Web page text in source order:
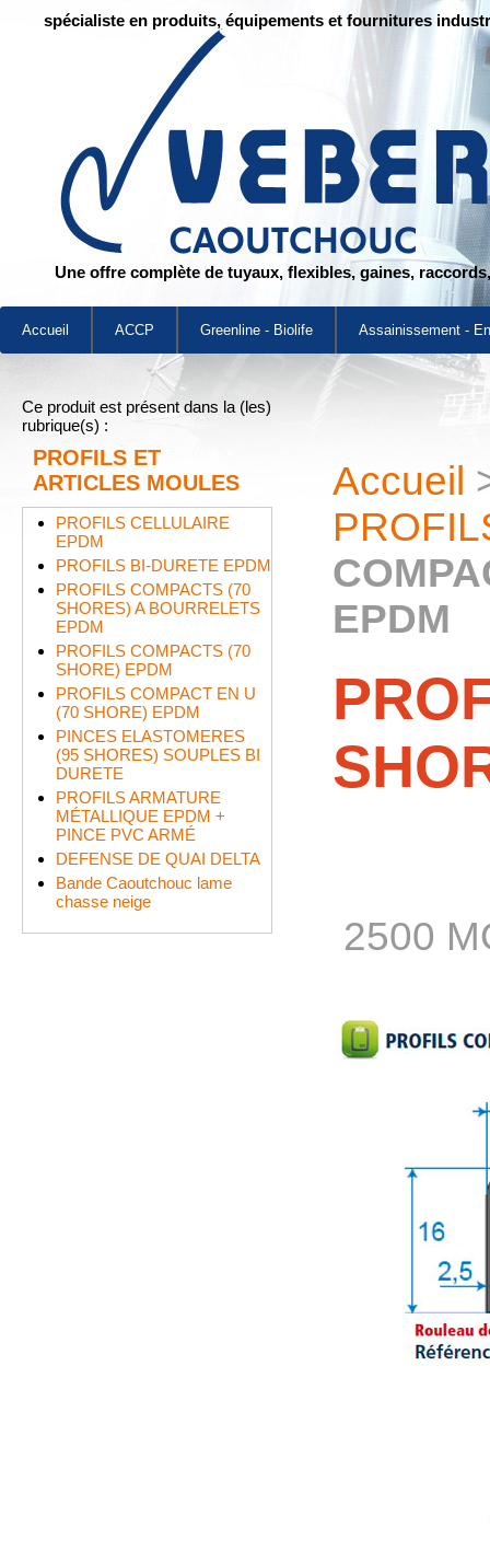
spécialiste en produits, équipements et fournitures
Une offre complète de tuyaux, flexibles, gaines,
Accueil ACCP Greenline - Biolife Assainissement -
Ce produit est présent dans la (les)
rubrique(s) :
PROFILS ET
ARTICLES MOULES
PROFILS CELLULAIRE
EPDM
PROFILS BI-DURETE EPDM
PROFILS COMPACTS (70
SHORES) A BOURRELETS
EPDM
PROFILS COMPACTS (70
SHORE) EPDM
PROFILS COMPACT EN U
(70 SHORE) EPDM
PINCES ELASTOMERES
(95 SHORES) SOUPLES BI
DURETE
PROFILS ARMATURE
MÉTALLIQUE EPDM +
PINCE PVC ARMÉ
DEFENSE DE QUAI DELTA
Bande Caoutchouc lame
chasse neige
Accueil
EPDM
2500